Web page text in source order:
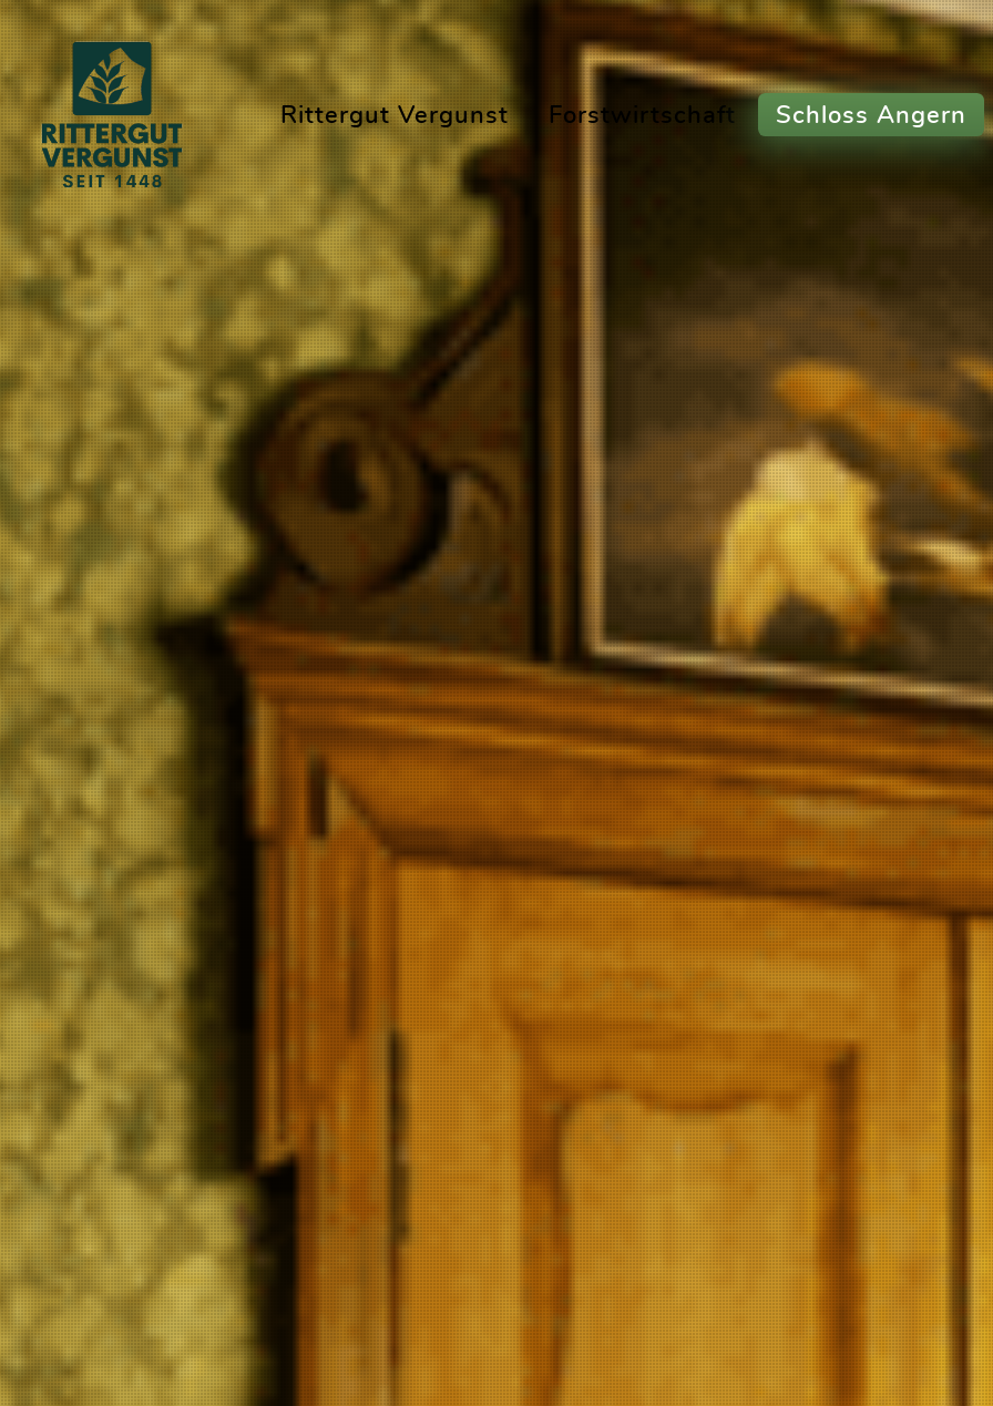
Rittergut Vergunst Forstwirtschaft Schloss Angern